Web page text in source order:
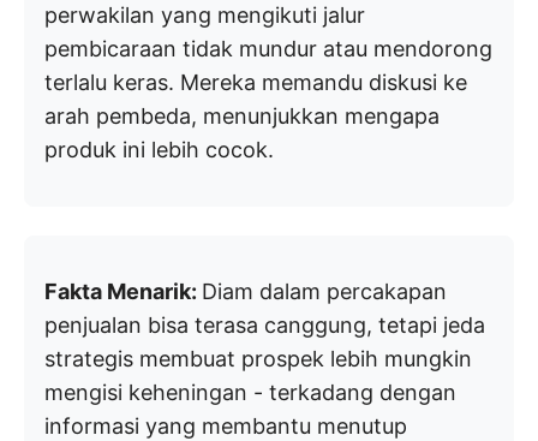
perwakilan yang mengikuti jalur
pembicaraan tidak mundur atau mendorong
terlalu keras. Mereka memandu diskusi ke
arah pembeda, menunjukkan mengapa
produk ini lebih cocok.
Fakta Menarik: Diam dalam percakapan
penjualan bisa terasa canggung, tetapi jeda
strategis membuat prospek lebih mungkin
mengisi keheningan - terkadang dengan
informasi yang membantu menutup